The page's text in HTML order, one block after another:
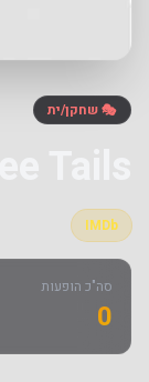
🎭 שחקן/ית
IMDb
סה"כ הופעות
0